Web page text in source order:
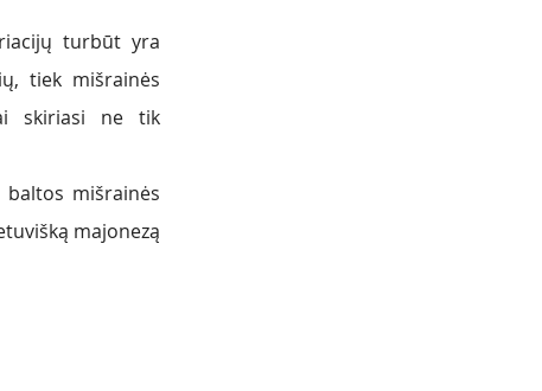
turbūt yra
tiek mišrainės
skiriasi ne tik
mišrainės
majonezą